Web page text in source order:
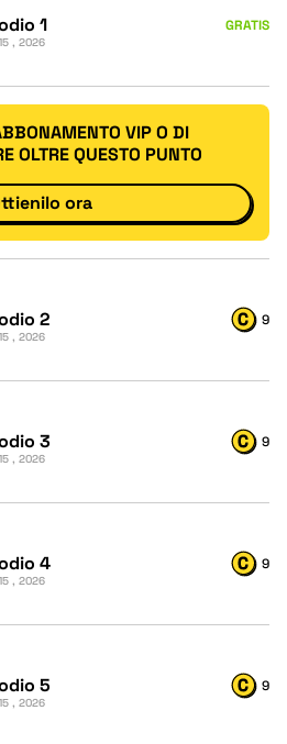
1
, 2026
GRATIS
VIP O DI
OLTRE QUESTO PUNTO
ora
2
, 2026
9
3
, 2026
9
4
, 2026
9
5
, 2026
9